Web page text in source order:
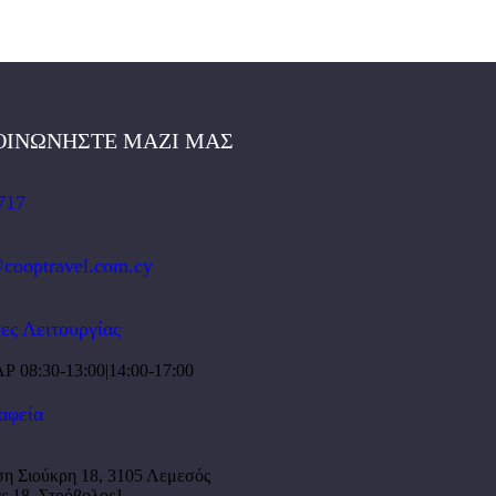
MAZI ΜΑΣ
Λειτουργίας
08:30-13:00|14:00-17:00
Σιούκρη 18, 3105 Λεμεσός